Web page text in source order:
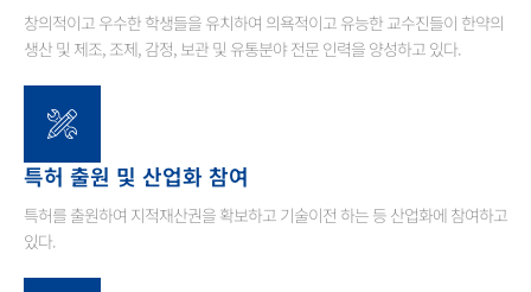
창의적이고 우수한 학생들을 유치하여 의욕적이고 유능한 교수진들이 한약의
생산 및 제조, 조제, 감정, 보관 및 유통분야 전문 인력을 양성하고 있다.
특허 출원 및 산업화 참여
특허를 출원하여 지적재산권을 확보하고 기술이전 하는 등 산업화에 참여하고
있다.